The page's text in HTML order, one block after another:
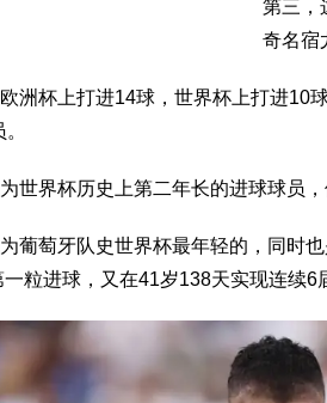
第三，
奇名宿
洲杯上打进14球，世界杯上打进10
世界杯历史上第二年长的进球球员
葡萄牙队史世界杯最年轻的，同时
粒进球，又在41岁138天实现连续6